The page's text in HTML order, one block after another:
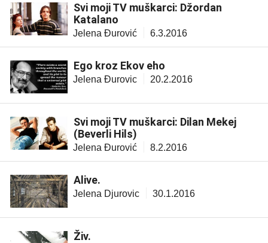
Svi moji TV muškarci: Džordan
Katalano
Jelena Đurović 6.3.2016
Ego kroz Ekov eho
Jelena Đurovic 20.2.2016
Svi moji TV muškarci: Dilan Mekej
(Beverli Hils)
Jelena Đurović 8.2.2016
Alive.
Jelena Djurovic 30.1.2016
Živ.